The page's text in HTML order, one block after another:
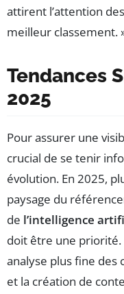
attirent l’attention
meilleur classement.
Tendances
2025
Pour assurer une
crucial de se tenir
évolution. En 2025,
paysage du
de l’intelligence
doit être une priorité.
analyse plus fine
et la création de